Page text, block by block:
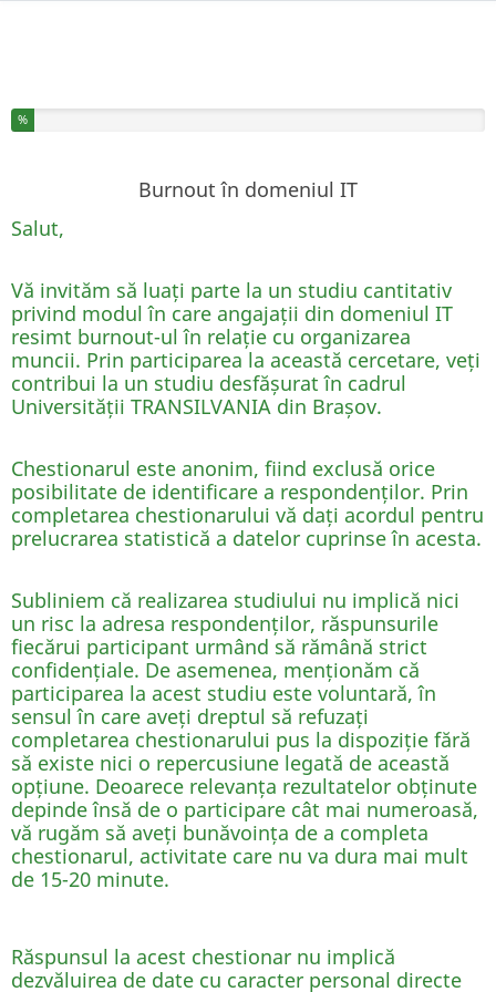
Ați completat % din acest chestionar
%
Burnout în domeniul IT
Salut,
Vă invităm să luați parte la un studiu cantitativ
privind modul în care angajații din domeniul IT
resimt burnout-ul în relație cu organizarea
muncii. Prin participarea la această cercetare, veți
contribui la un studiu desfășurat în cadrul
Universității TRANSILVANIA din Brașov.
Chestionarul este anonim, fiind exclusă orice
posibilitate de identificare a respondenților. Prin
completarea chestionarului vă dați acordul pentru
prelucrarea statistică a datelor cuprinse în acesta.
Subliniem că realizarea studiului nu implică nici
un risc la adresa respondenților, răspunsurile
fiecărui participant urmând să rămână strict
confidențiale. De asemenea, menționăm că
participarea la acest studiu este voluntară, în
sensul în care aveți dreptul să refuzați
completarea chestionarului pus la dispoziție fără
să existe nici o repercusiune legată de această
opțiune. Deoarece relevanța rezultatelor obținute
depinde însă de o participare cât mai numeroasă,
vă rugăm să aveți bunăvoința de a completa
chestionarul, activitate care nu va dura mai mult
de 15-20 minute.
Răspunsul la acest chestionar nu implică
dezvăluirea de date cu caracter personal directe